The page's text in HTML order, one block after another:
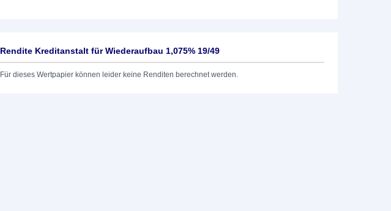
Rendite Kreditanstalt für Wiederaufbau 1,075% 19/49
Für dieses Wertpapier können leider keine Renditen berechnet werden.